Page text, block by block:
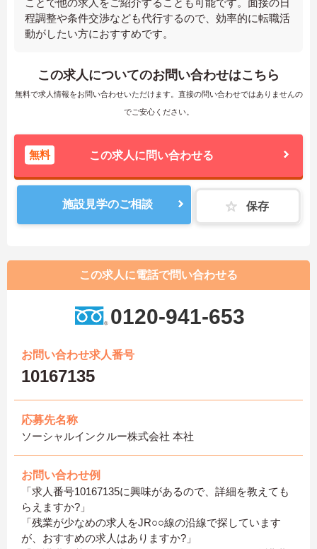
程調整や条件交渉なども代行するので、効率的に転職活
動がしたい方におすすめです。
この求人についてのお問い合わせはこちら
無料で求人情報をお問い合わせいただけます。直接の問い合わせではありませんの
でご安心ください。
無料 この求人に問い合わせる
施設見学のご相談 保存
この求人に電話で問い合わせる
0120-941-653
お問い合わせ求人番号
10167135
応募先名称
ソーシャルインクルー株式会社 本社
お問い合わせ例
「求人番号10167135に興味があるので、詳細を教えても
らえますか?」
「残業が少なめの求人をJR○○線の沿線で探しています
が、おすすめの求人はありますか?」